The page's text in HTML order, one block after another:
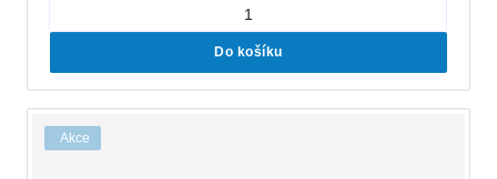
Do košíku
Akce